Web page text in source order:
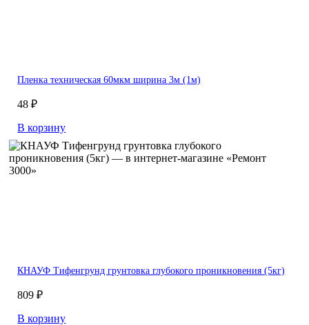
Пленка техническая 60мкм ширина 3м (1м)
48 ₽
В корзину
КНАУФ Тифенгрунд грунтовка глубокого проникновения (5кг)
809 ₽
В корзину